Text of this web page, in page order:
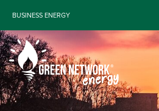
BUSINESS ENERGY